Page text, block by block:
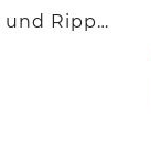
Blusentop mit Rundhals und Rippdetails